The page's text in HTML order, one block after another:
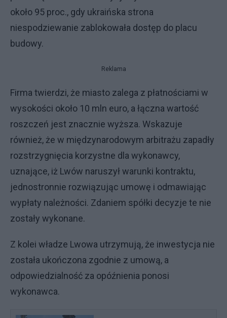
około 95 proc., gdy ukraińska strona
niespodziewanie zablokowała dostęp do placu
budowy.
Reklama
Firma twierdzi, że miasto zalega z płatnościami w
wysokości około 10 mln euro, a łączna wartość
roszczeń jest znacznie wyższa. Wskazuje
również, że w międzynarodowym arbitrażu zapadły
rozstrzygnięcia korzystne dla wykonawcy,
uznające, iż Lwów naruszył warunki kontraktu,
jednostronnie rozwiązując umowę i odmawiając
wypłaty należności. Zdaniem spółki decyzje te nie
zostały wykonane.
Z kolei władze Lwowa utrzymują, że inwestycja nie
została ukończona zgodnie z umową, a
odpowiedzialność za opóźnienia ponosi
wykonawca.